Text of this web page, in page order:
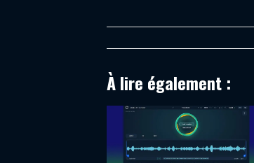
À lire également :